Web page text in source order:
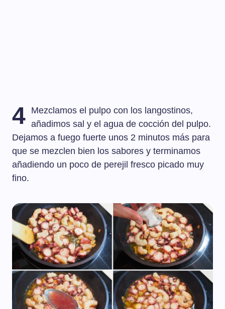
4 Mezclamos el pulpo con los langostinos,
añadimos sal y el agua de cocción del pulpo.
Dejamos a fuego fuerte unos 2 minutos más para
que se mezclen bien los sabores y terminamos
añadiendo un poco de perejil fresco picado muy
fino.